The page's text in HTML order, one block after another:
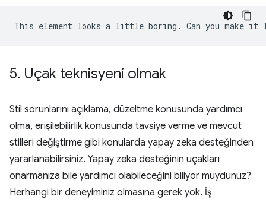
5. Uçak teknisyeni olmak
Stil sorunlarını açıklama, düzeltme konusunda yardımcı
olma, erişilebilirlik konusunda tavsiye verme ve mevcut
stilleri değiştirme gibi konularda yapay zeka desteğinden
yararlanabilirsiniz. Yapay zeka desteğinin uçakları
onarmanıza bile yardımcı olabileceğini biliyor muydunuz?
Herhangi bir deneyiminiz olmasına gerek yok. İş